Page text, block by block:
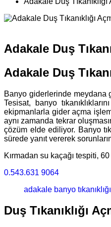
Adakale Duş
Adakale Duş
Banyo giderlerinde meydana
Tesisat, banyo
ekipmanlarla gider açma
aynı zamanda tekrar
çözüm elde ediliyor. Banyo
sürede yanıt vererek
Kırmadan su kaçağı tespiti,
0.543.631 9064
adakale banyo
Duş Tıkanıklığı